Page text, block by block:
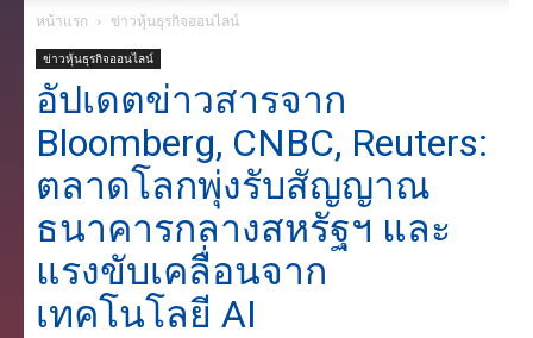
หน้าแรก ข่าวหุ้นธุรกิจออนไลน์
ข่าวหุ้นธุรกิจออนไลน์
อัปเดตข่าวสารจาก
Bloomberg, CNBC, Reuters:
ตลาดโลกพุ่งรับสัญญาณ
ธนาคารกลางสหรัฐฯ และ
แรงขับเคลื่อนจาก
เทคโนโลยี AI